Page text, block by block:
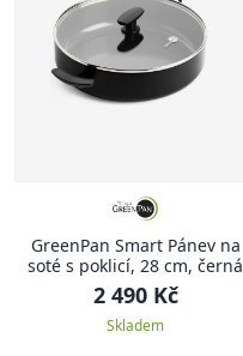
GreenPan Smart Pánev na
soté s poklicí, 28 cm, černá
2 490 Kč
Skladem